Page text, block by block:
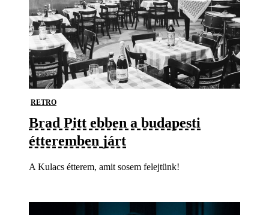
RETRO
Brad Pitt ebben a budapesti
étteremben járt
A Kulacs étterem, amit sosem felejtünk!